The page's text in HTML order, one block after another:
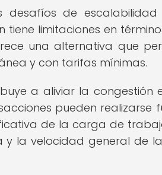
desafíos de escalabilidad
limitaciones en
una alternativa que
y con tarifas mínimas.
a aliviar la congestión
pueden realizarse
de la carga de
y la velocidad general de